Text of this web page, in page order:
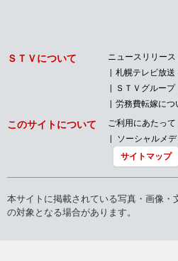
ＳＴＶについて ニュースリリース
札幌テレビ放送
ＳＴＶグループ
労務費転嫁に
このサイトについて ご利用にあたって
ソーシャルメ
サイトマップ
本サイトに掲載されている写真・画像
の対象となる場合があります。